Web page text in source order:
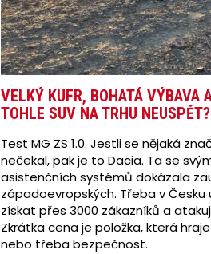
VELKÝ KUFR, BOHATÁ VÝBAVA
TOHLE SUV NA TRHU
Test MG ZS 1.0. Jestli se nějaká
nečekal, pak je to Dacia. Ta se
asistenčních systémů dokázala
západoevropských. Třeba v
získat přes 3000 zákazníků a
Zkrátka cena je položka, která
nebo třeba bezpečnost.